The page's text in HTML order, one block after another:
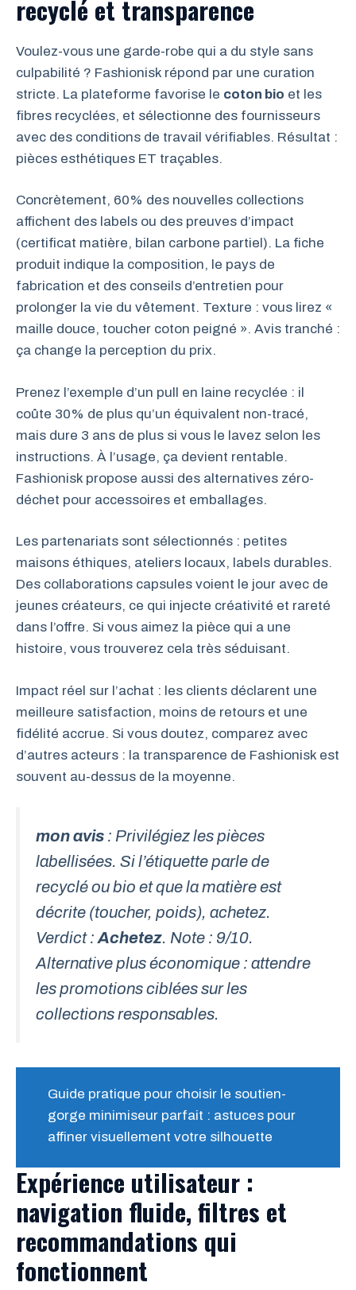
recyclé et transparence
Voulez-vous une garde-robe qui a du style sans
culpabilité ? Fashionisk répond par une curation
stricte. La plateforme favorise le coton bio et les
fibres recyclées, et sélectionne des fournisseurs
avec des conditions de travail vérifiables. Résultat :
pièces esthétiques ET traçables.
Concrètement, 60% des nouvelles collections
affichent des labels ou des preuves d’impact
(certificat matière, bilan carbone partiel). La fiche
produit indique la composition, le pays de
fabrication et des conseils d’entretien pour
prolonger la vie du vêtement. Texture : vous lirez «
maille douce, toucher coton peigné ». Avis tranché :
ça change la perception du prix.
Prenez l’exemple d’un pull en laine recyclée : il
coûte 30% de plus qu’un équivalent non-tracé,
mais dure 3 ans de plus si vous le lavez selon les
instructions. À l’usage, ça devient rentable.
Fashionisk propose aussi des alternatives zéro-
déchet pour accessoires et emballages.
Les partenariats sont sélectionnés : petites
maisons éthiques, ateliers locaux, labels durables.
Des collaborations capsules voient le jour avec de
jeunes créateurs, ce qui injecte créativité et rareté
dans l’offre. Si vous aimez la pièce qui a une
histoire, vous trouverez cela très séduisant.
Impact réel sur l’achat : les clients déclarent une
meilleure satisfaction, moins de retours et une
fidélité accrue. Si vous doutez, comparez avec
d’autres acteurs : la transparence de Fashionisk est
souvent au-dessus de la moyenne.
mon avis : Privilégiez les pièces
labellisées. Si l’étiquette parle de
recyclé ou bio et que la matière est
décrite (toucher, poids), achetez.
Verdict : Achetez. Note : 9/10.
Alternative plus économique : attendre
les promotions ciblées sur les
collections responsables.
Guide pratique pour choisir le soutien-
gorge minimiseur parfait : astuces pour
affiner visuellement votre silhouette
Expérience utilisateur :
navigation fluide, filtres et
recommandations qui
fonctionnent